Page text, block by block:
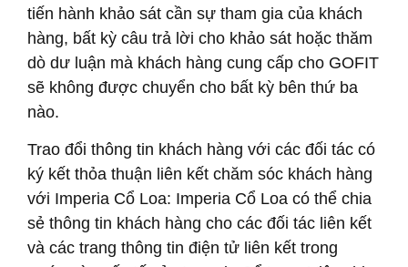
tiến hành khảo sát cần sự tham gia của khách
hàng, bất kỳ câu trả lời cho khảo sát hoặc thăm
dò dư luận mà khách hàng cung cấp cho GOFIT
sẽ không được chuyển cho bất kỳ bên thứ ba
nào.
Trao đổi thông tin khách hàng với các đối tác có
ký kết thỏa thuận liên kết chăm sóc khách hàng
với Imperia Cổ Loa: Imperia Cổ Loa có thể chia
sẻ thông tin khách hàng cho các đối tác liên kết
và các trang thông tin điện tử liên kết trong